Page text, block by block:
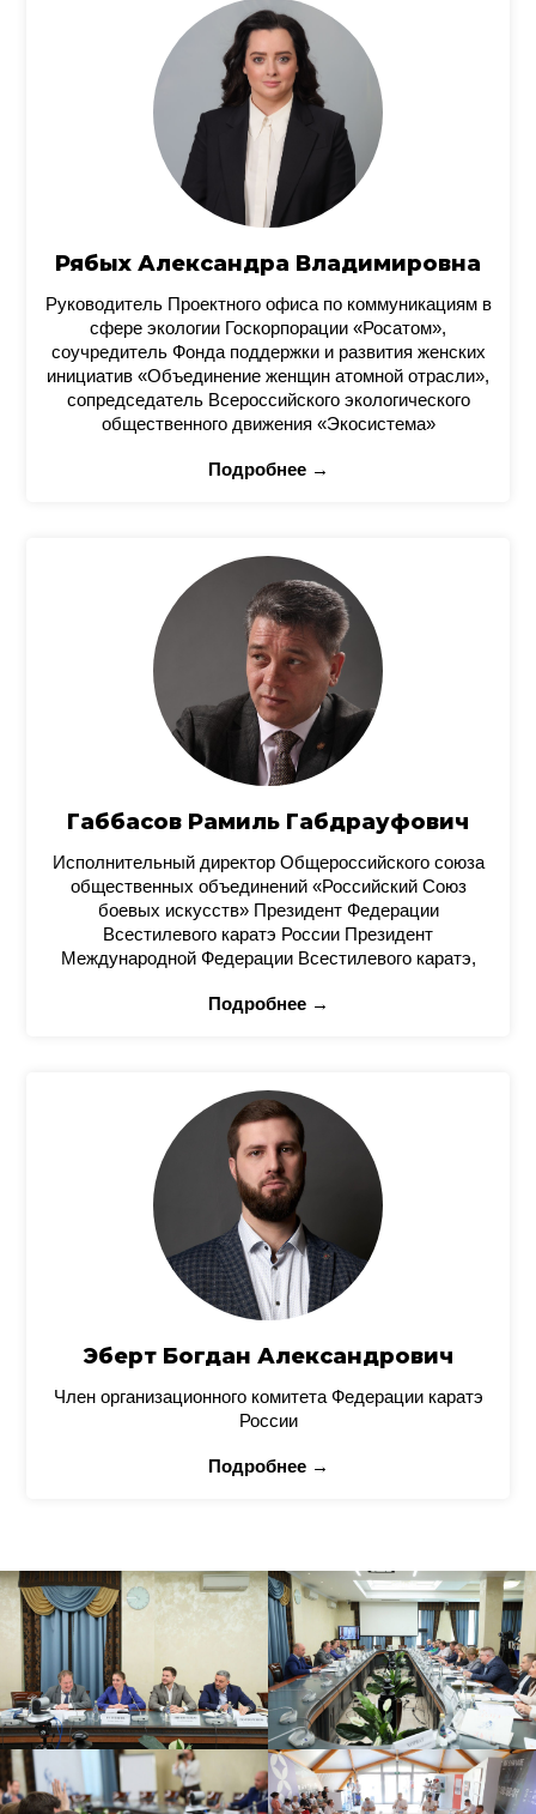
Рябых Александра Владимировна
Руководитель Проектного офиса по коммуникациям в
сфере экологии Госкорпорации «Росатом»,
соучредитель Фонда поддержки и развития женских
инициатив «Объединение женщин атомной отрасли»,
сопредседатель Всероссийского экологического
общественного движения «Экосистема»
Подробнее →
Габбасов Рамиль Габдрауфович
Исполнительный директор Общероссийского союза
общественных объединений «Российский Союз
боевых искусств» Президент Федерации
Всестилевого каратэ России Президент
Международной Федерации Всестилевого каратэ,
Подробнее →
Эберт Богдан Александрович
Член организационного комитета Федерации каратэ
России
Подробнее →